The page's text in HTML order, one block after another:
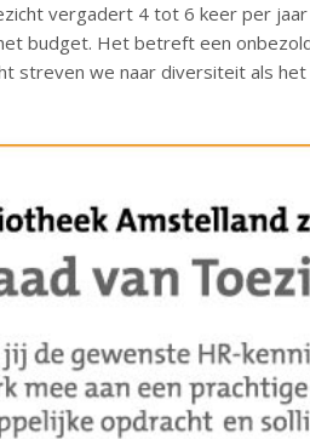
vergadert 4 tot 6 keer per
budget. Het betreft een
streven we naar diversiteit als